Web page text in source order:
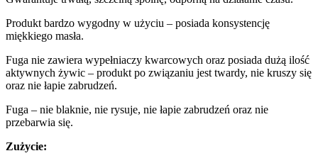
Produkt bardzo wygodny w użyciu – posiada konsystencję
miękkiego masła.
Fuga nie zawiera wypełniaczy kwarcowych oraz posiada dużą ilość
aktywnych żywic – produkt po związaniu jest twardy, nie kruszy się
oraz nie łapie zabrudzeń.
Fuga – nie blaknie, nie rysuje, nie łapie zabrudzeń oraz nie
przebarwia się.
Zużycie: